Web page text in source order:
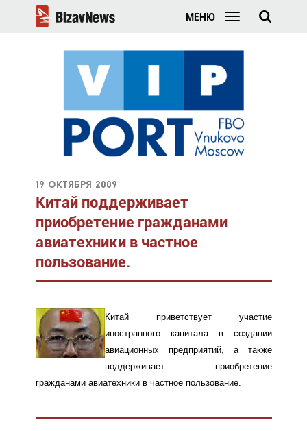
МЕНЮ
19 октября 2009
Китай поддерживает
приобретение гражданами
авиатехники в частное
пользование.
Китай приветствует участие
иностранного капитала в создании
авиационных предприятий, а также
поддерживает приобретение
гражданами авиатехники в частное пользование.